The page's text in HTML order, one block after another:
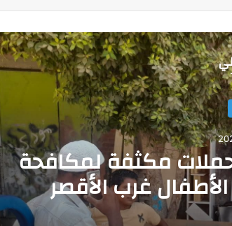
مكثفة لمكافحة
غرب الأقصر